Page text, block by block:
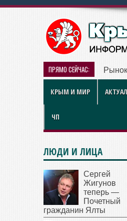
ПРЯМО СЕЙЧАС:
КРЫМ И МИР
ЧП
ЛЮДИ И ЛИЦА
Сергей
Жигунов
теперь —
Почетный
гражданин Ялты